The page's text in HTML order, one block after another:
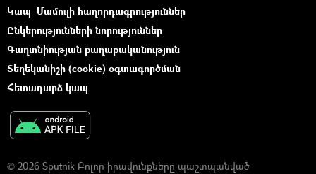
Կապ Մամուլի հաղորդագրություններ
Ընկերությունների նորություններ
Գաղտնիության քաղաքականություն
Տեղեկանիշի (cookie) օգտագործման
Հետադարձ կապ
© 2026 Sputnik Բոլոր իրավունքները պաշտպանված